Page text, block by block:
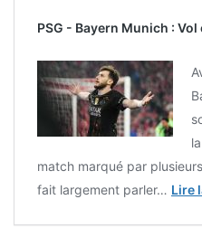
PSG - Bayern Munich : Vol
match marqué par
fait largement parler… Lire